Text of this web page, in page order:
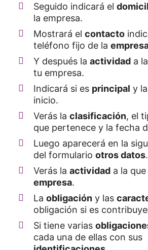
Seguido indicará el
la empresa.
Mostrará el contacto
teléfono fijo de la
Y después la actividad a
tu empresa.
Indicará si es principal y la
inicio.
Verás la clasificación, el
que pertenece y la fecha
Luego aparecerá en la
del formulario otros datos.
Verás la actividad a la
empresa.
La obligación y las
obligación si es
Si tiene varias
cada una de ellas con sus